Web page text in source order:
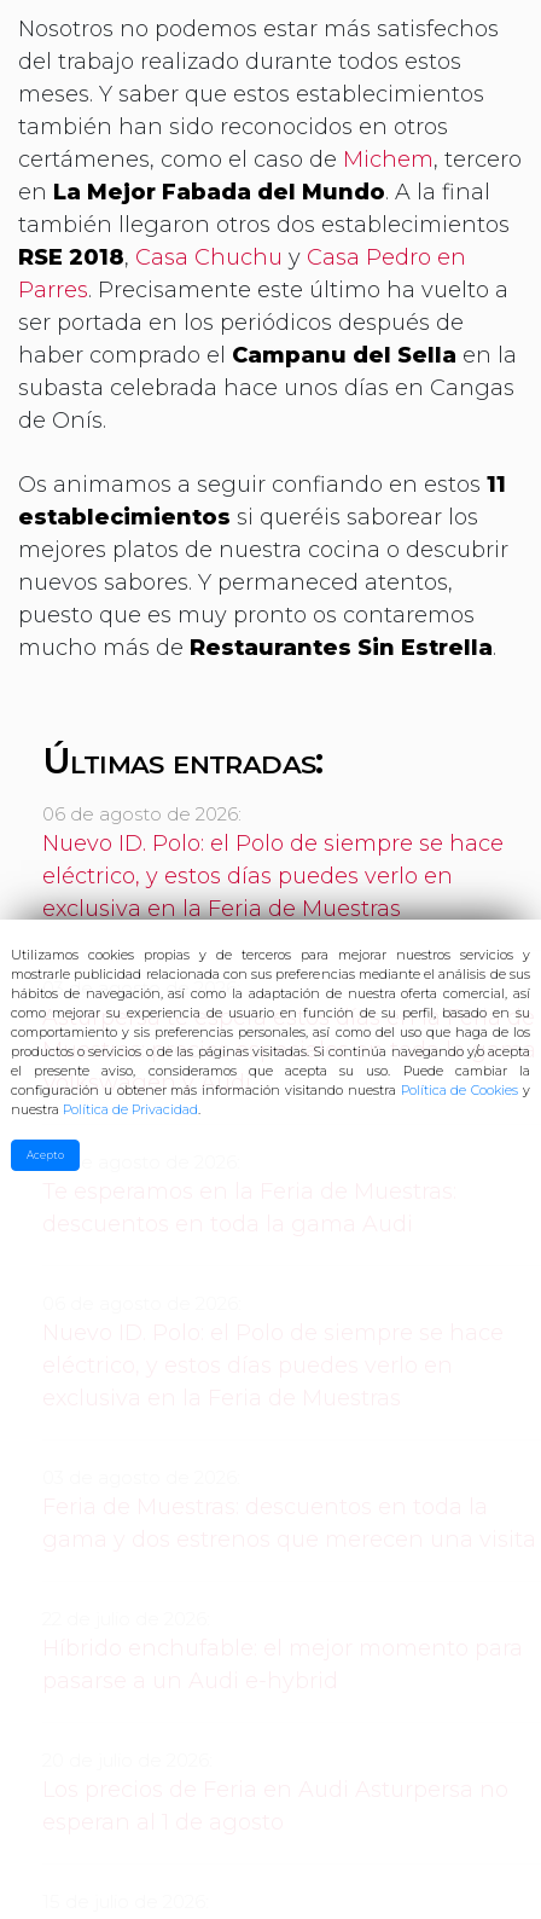
Nosotros no podemos estar más satisfechos
del trabajo realizado durante todos estos
meses. Y saber que estos establecimientos
también han sido reconocidos en otros
certámenes, como el caso de Michem, tercero
en La Mejor Fabada del Mundo. A la final
también llegaron otros dos establecimientos
RSE 2018, Casa Chuchu y Casa Pedro en
Parres. Precisamente este último ha vuelto a
ser portada en los periódicos después de
haber comprado el Campanu del Sella en la
subasta celebrada hace unos días en Cangas
de Onís.
Os animamos a seguir confiando en estos 11
establecimientos si queréis saborear los
mejores platos de nuestra cocina o descubrir
nuevos sabores. Y permaneced atentos,
puesto que es muy pronto os contaremos
mucho más de Restaurantes Sin Estrella.
Últimas entradas:
06 de agosto de 2026:
Nuevo ID. Polo: el Polo de siempre se hace
eléctrico, y estos días puedes verlo en
exclusiva en la Feria de Muestras
03 de agosto de 2026:
Asturpersa te espera estos días en la Feria de
Muestras: precios especiales en toda la gama
Volkswagen y Audi
03 de agosto de 2026:
Utilizamos cookies propias y de terceros para mejorar nuestros servicios y
mostrarle publicidad relacionada con sus preferencias mediante el análisis de sus
hábitos de navegación, así como la adaptación de nuestra oferta comercial, así
como mejorar su experiencia de usuario en función de su perfil, basado en su
comportamiento y sis preferencias personales, así como del uso que haga de los
productos o servicios o de las páginas visitadas. Si continúa navegando y/o acepta
el presente aviso, consideramos que acepta su uso. Puede cambiar la
configuración u obtener más información visitando nuestra Política de Cookies y
nuestra Política de Privacidad.
Acepto